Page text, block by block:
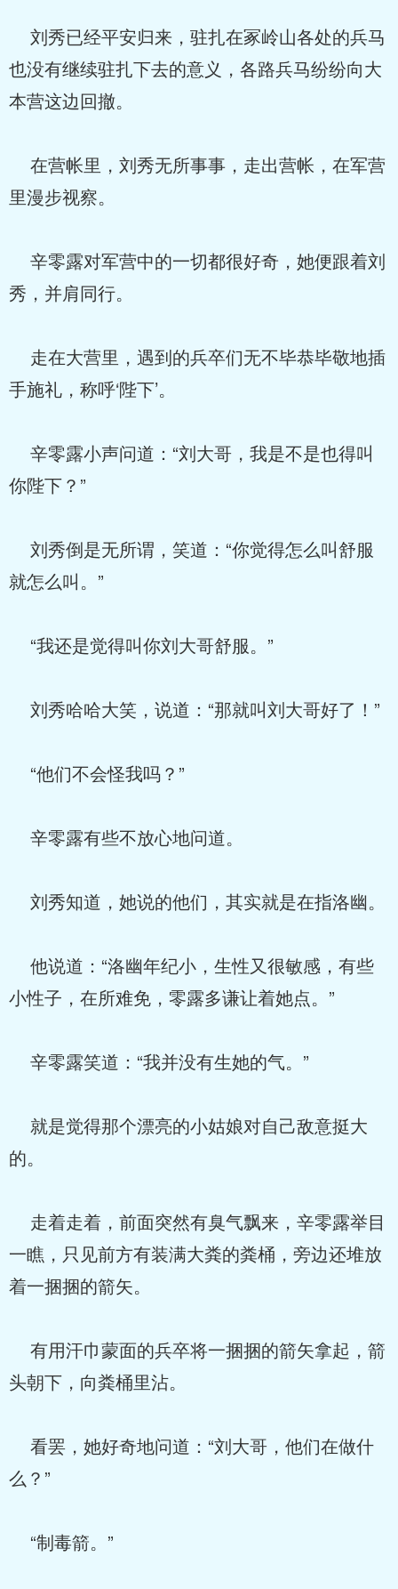
刘秀已经平安归来，驻扎在冢岭山各处的兵马
也没有继续驻扎下去的意义，各路兵马纷纷向大
本营这边回撤。
在营帐里，刘秀无所事事，走出营帐，在军营
里漫步视察。
辛零露对军营中的一切都很好奇，她便跟着刘
秀，并肩同行。
走在大营里，遇到的兵卒们无不毕恭毕敬地插
手施礼，称呼‘陛下’。
辛零露小声问道：“刘大哥，我是不是也得叫
你陛下？”
刘秀倒是无所谓，笑道：“你觉得怎么叫舒服
就怎么叫。”
“我还是觉得叫你刘大哥舒服。”
刘秀哈哈大笑，说道：“那就叫刘大哥好了！”
“他们不会怪我吗？”
辛零露有些不放心地问道。
刘秀知道，她说的他们，其实就是在指洛幽。
他说道：“洛幽年纪小，生性又很敏感，有些
小性子，在所难免，零露多谦让着她点。”
辛零露笑道：“我并没有生她的气。”
就是觉得那个漂亮的小姑娘对自己敌意挺大
的。
走着走着，前面突然有臭气飘来，辛零露举目
一瞧，只见前方有装满大粪的粪桶，旁边还堆放
着一捆捆的箭矢。
有用汗巾蒙面的兵卒将一捆捆的箭矢拿起，箭
头朝下，向粪桶里沾。
看罢，她好奇地问道：“刘大哥，他们在做什
么？”
“制毒箭。”